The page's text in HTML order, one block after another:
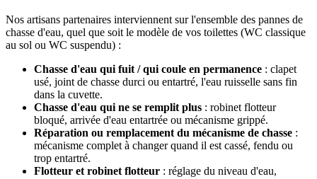
Nos artisans partenaires interviennent sur l'ensemble des pannes de
chasse d'eau, quel que soit le modèle de vos toilettes (WC classique
au sol ou WC suspendu) :
Chasse d'eau qui fuit / qui coule en permanence : clapet
usé, joint de chasse durci ou entartré, l'eau ruisselle sans fin
dans la cuvette.
Chasse d'eau qui ne se remplit plus : robinet flotteur
bloqué, arrivée d'eau entartrée ou mécanisme grippé.
Réparation ou remplacement du mécanisme de chasse :
mécanisme complet à changer quand il est cassé, fendu ou
trop entartré.
Flotteur et robinet flotteur : réglage du niveau d'eau,